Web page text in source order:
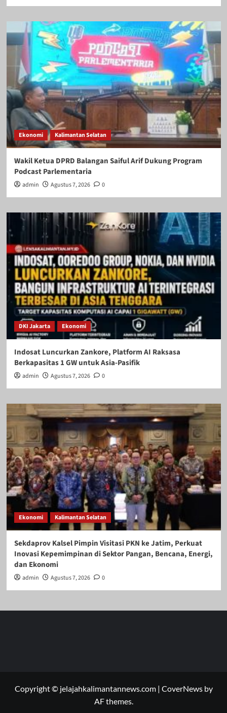
Ekonomi Kalimantan Selatan
Wakil Ketua DPRD Balangan Saiful Arif Dukung Program
Podcast Parlementaria
admin Agustus 7, 2026 0
DKI Jakarta Ekonomi
Indosat Luncurkan Zankore, Platform AI Raksasa
Berkapasitas 1 GW untuk Asia-Pasifik
admin Agustus 7, 2026 0
Ekonomi Kalimantan Selatan
Sekdaprov Kalsel Pimpin Visitasi PKN ke Jatim, Perkuat
Inovasi Kepemimpinan di Sektor Pangan, Bencana, Energi,
dan Ekonomi
admin Agustus 7, 2026 0
Copyright © jelajahkalimantannews.com | CoverNewsby
AF themes.